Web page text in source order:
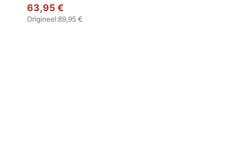
63,95 €
Origineel:89,95 €